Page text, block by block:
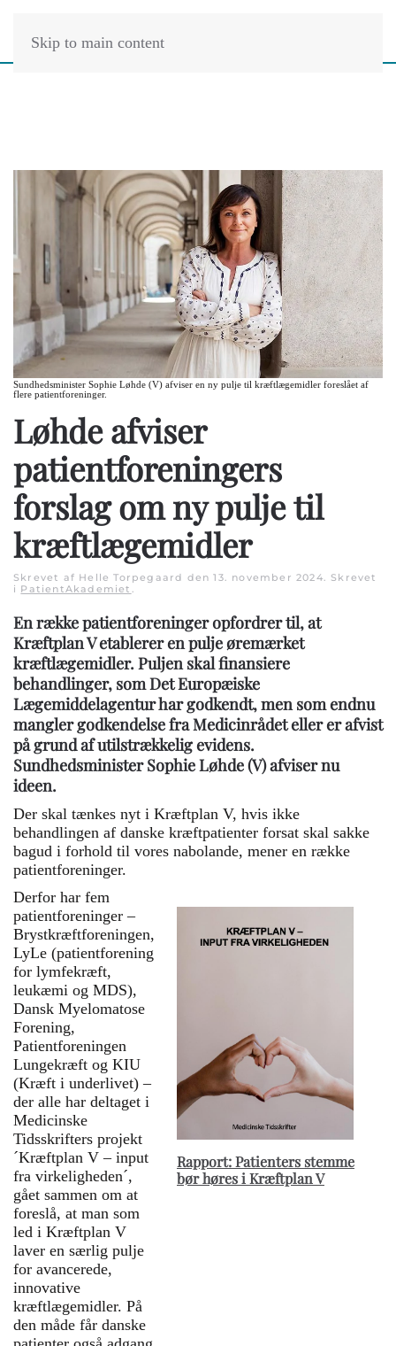
Skip to main content
Sundhedsminister Sophie Løhde (V) afviser en ny pulje til kræftlægemidler foreslået af
flere patientforeninger.
Løhde afviser
patientforeningers
forslag om ny pulje til
kræftlægemidler
Skrevet af Helle Torpegaard den13. november 2024. Skrevet
i PatientAkademiet .
En række patientforeninger opfordrer til, at
Kræftplan V etablerer en pulje øremærket
kræftlægemidler. Puljen skal finansiere
behandlinger, som Det Europæiske
Lægemiddelagentur har godkendt, men som endnu
mangler godkendelse fra Medicinrådet eller er afvist
på grund af utilstrækkelig evidens.
Sundhedsminister Sophie Løhde (V) afviser nu
ideen.
Der skal tænkes nyt i Kræftplan V, hvis ikke
behandlingen af danske kræftpatienter forsat skal sakke
bagud i forhold til vores nabolande, mener en række
patientforeninger.
Rapport: Patienters stemme
bør høres i Kræftplan V
Derfor har fem
patientforeninger –
Brystkræftforeningen,
LyLe (patientforening
for lymfekræft,
leukæmi og MDS),
Dansk Myelomatose
Forening,
Patientforeningen
Lungekræft og KIU
(Kræft i underlivet) –
der alle har deltaget i
Medicinske
Tidsskrifters projekt
´Kræftplan V – input
fra virkeligheden´,
gået sammen om at
foreslå, at man som
led i Kræftplan V
laver en særlig pulje
for avancerede,
innovative
kræftlægemidler. På
den måde får danske